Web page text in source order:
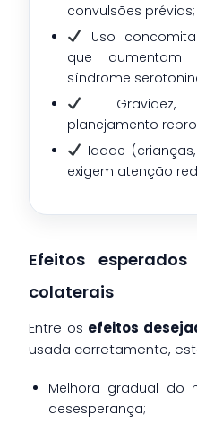
convulsões prévias;
Uso
que aumentam
síndrome
Gravidez,
planejamento
Idade
exigem atenção
Efeitos
colaterais
Entre os efeitos
usada corretamente,
Melhora gradual do
desesperança;